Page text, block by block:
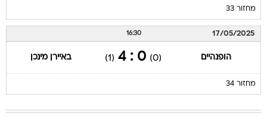
מחזור 33
17/05/2025
16:30
הופנהיים (0)
0 : 4
(1) באיירן מינכן
מחזור 34